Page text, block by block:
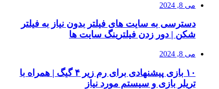
می 8, 2024
دسترسی به سایت های فیلتر بدون نیاز به فیلتر
شکن | دور زدن فیلترینگ سایت ها
می 8, 2024
۱۰ بازی پیشنهادی برای رم زیر ۴ گیگ | همراه با
تریلر بازی و سیستم مورد نیاز